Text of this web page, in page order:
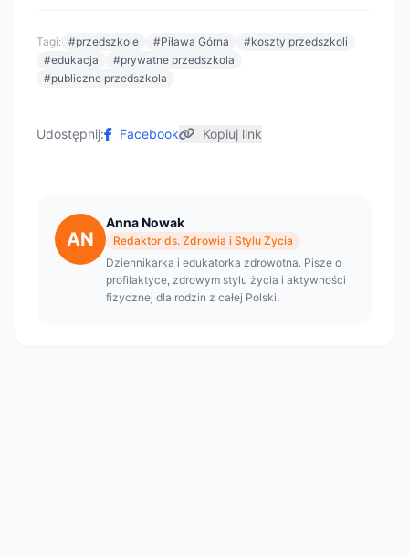
Tagi: #przedszkole #Piława Górna
#koszty przedszkoli
#edukacja
#prywatne przedszkola
#publiczne przedszkola
Udostępnij: Facebook Kopiuj link
AN
Anna Nowak
Redaktor ds. Zdrowia i Stylu Życia
Dziennikarka i edukatorka zdrowotna. Pisze o
profilaktyce, zdrowym stylu życia i aktywności
fizycznej dla rodzin z całej Polski.